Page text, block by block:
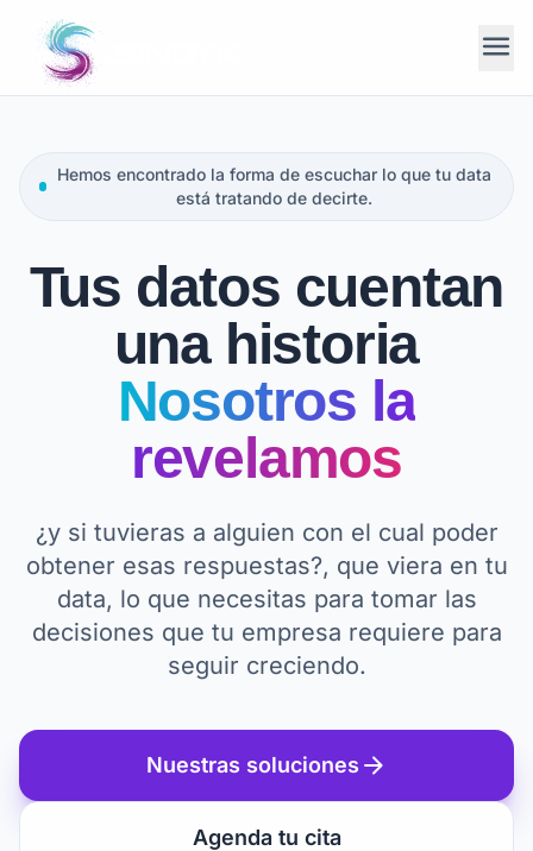
menu
Hemos encontrado la forma de escuchar lo que tu data
está tratando de decirte.
Tus datos cuentan
una historia
Nosotros la
revelamos
¿y si tuvieras a alguien con el cual poder
obtener esas respuestas?, que viera en tu
data, lo que necesitas para tomar las
decisiones que tu empresa requiere para
seguir creciendo.
Nuestras soluciones arrow_forward
Agenda tu cita